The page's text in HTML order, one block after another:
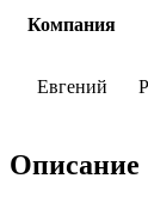
Компания
Евгений
Описание